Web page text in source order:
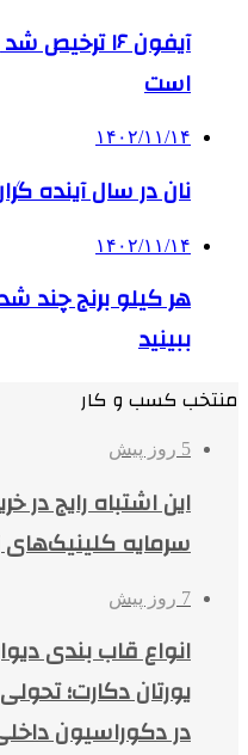
آیفون ۱۶
است
۱۴۰۲/۱۱/۱۴
نان در سال آینده
۱۴۰۲/۱۱/۱۴
هر کیلو برنج چند
ببینید
منتخب کسب و کار
5 روز پیش
این اشتباه رایج در
سرمایه کلینیک‌های
7 روز پیش
انواع قاب بندی
یورتان دکارت؛
در دکوراسیون